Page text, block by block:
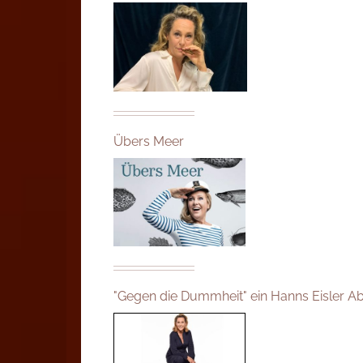
Übers Meer
"Gegen die Dummheit" ein Hanns Eisler